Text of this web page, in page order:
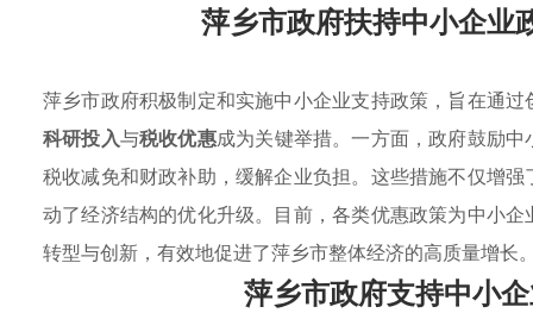
萍乡市政府扶持中小企业
萍乡市政府积极制定和实施中小企业支持政策，旨在通
科研投入与税收优惠成为关键举措。一方面，政府鼓励
税收减免和财政补助，缓解企业负担。这些措施不仅增
动了经济结构的优化升级。目前，各类优惠政策为中小
转型与创新，有效地促进了萍乡市整体经济的高质量增长
萍乡市政府支持中小